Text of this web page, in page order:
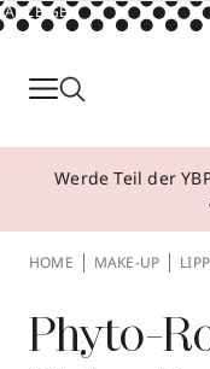
ANZEIGE
Parfum
Make-up
Über
Werde Teil der
HOME MAKE-UP
Phyto-